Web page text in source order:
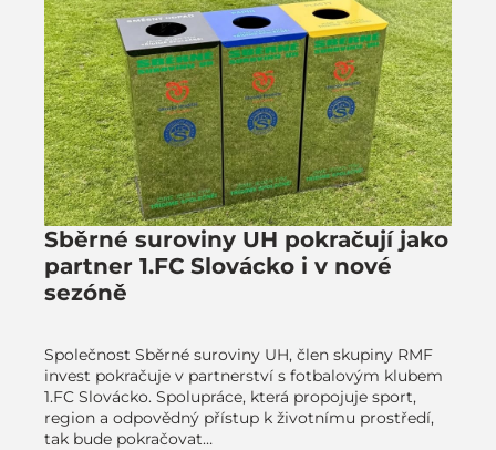
Sběrné suroviny UH pokračují jako
partner 1.FC Slovácko i v nové
sezóně
Společnost Sběrné suroviny UH, člen skupiny RMF
invest pokračuje v partnerství s fotbalovým klubem
1.FC Slovácko. Spolupráce, která propojuje sport,
region a odpovědný přístup k životnímu prostředí,
tak bude pokračovat…